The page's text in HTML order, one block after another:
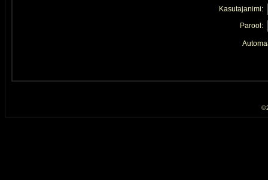
Kasutajanimi:
Parool:
©